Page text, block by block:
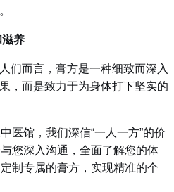
滋养
们而言，膏方是一种细致而深入
，而是致力于为身体打下坚实的
中医馆，我们深信“一人一方”的价
您深入沟通，全面了解您的体
制专属的膏方，实现精准的个